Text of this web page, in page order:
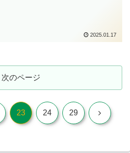
2025.01.17
次のページ
23 24 29 次